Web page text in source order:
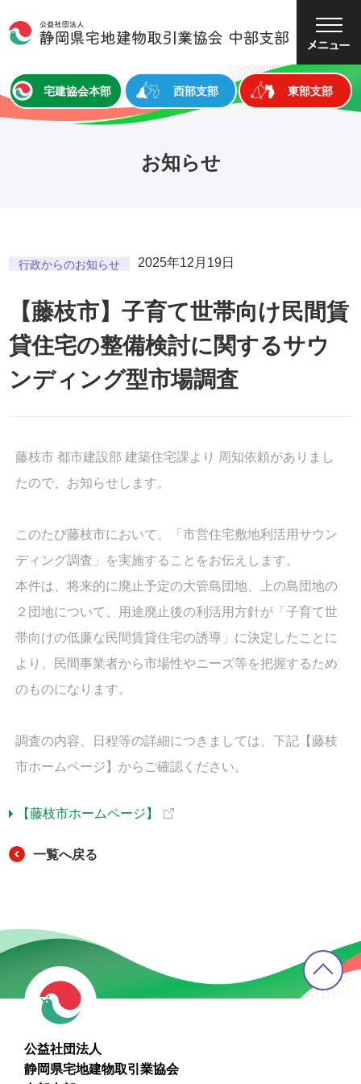
文字サイズ 小 中 大
宅建協会本部 西部支部 東部支部
お知らせ
行政からのお知らせ 2025年12月19日
【藤枝市】子育て世帯向け民間賃
貸住宅の整備検討に関するサウ
ンディング型市場調査
藤枝市 都市建設部 建築住宅課より 周知依頼がありまし
たので、お知らせします。
このたび藤枝市において、「市営住宅敷地利活用サウン
ディング調査」を実施することをお伝えします。
本件は、将来的に廃止予定の大管島団地、上の島団地の
２団地について、用途廃止後の利活用方針が「子育て世
帯向けの低廉な民間賃貸住宅の誘導」に決定したことに
より、民間事業者から市場性やニーズ等を把握するため
のものになります。
調査の内容、日程等の詳細につきましては、下記【藤枝
市ホームページ】からご確認ください。
【藤枝市ホームページ】
一覧へ戻る
公益社団法人
静岡県宅地建物取引業協会